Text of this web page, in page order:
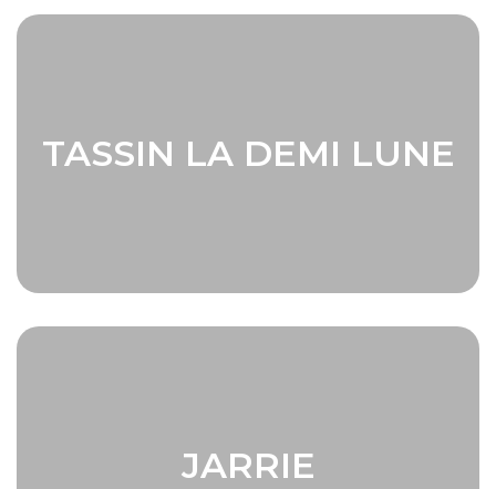
TASSIN LA DEMI LUNE
JARRIE